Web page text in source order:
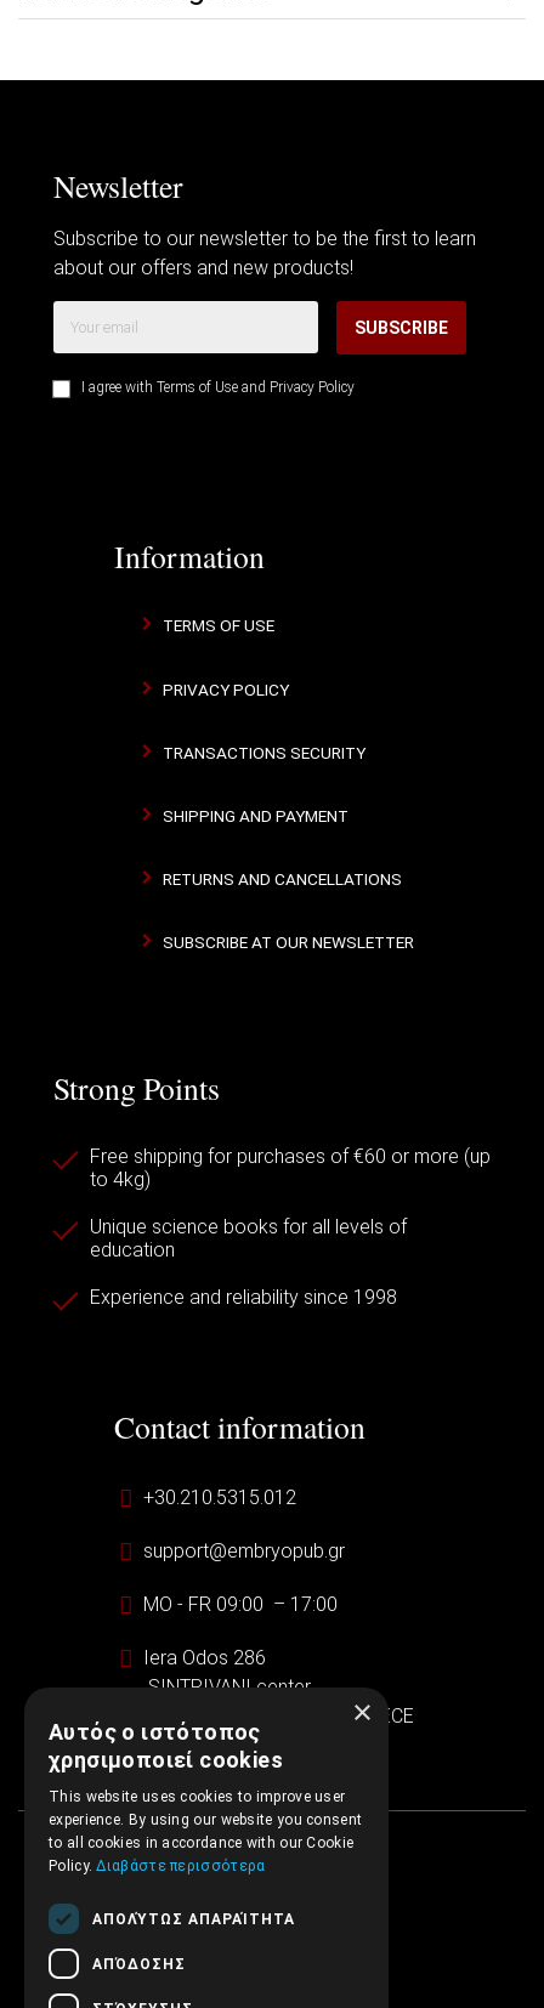
Newsletter
Subscribe to our newsletter to be the first to learn
about our offers and new products!
SUBSCRIBE
I agree with Terms of Use and Privacy Policy
Information
TERMS OF USE
PRIVACY POLICY
TRANSACTIONS SECURITY
SHIPPING AND PAYMENT
RETURNS AND CANCELLATIONS
SUBSCRIBE AT OUR NEWSLETTER
Strong Points
Free shipping for purchases of €60 or more (up
to 4kg)
Unique science books for all levels of
education
Experience and reliability since 1998
Contact information
+30.210.5315.012
support@embryopub.gr
MO - FR 09:00 – 17:00
Iera Odos 286
SINTRIVANI center
122 43 Egaleo Athens, GREECE
×
Αυτός ο ιστότοπος
χρησιμοποιεί cookies
This website uses cookies to improve user
experience. By using our website you consent
to all cookies in accordance with our Cookie
Policy.Διαβάστε περισσότερα
ΑΠΟΛΎΤΩΣ ΑΠΑΡΑΊΤΗΤΑ
ΑΠΌΔΟΣΗΣ